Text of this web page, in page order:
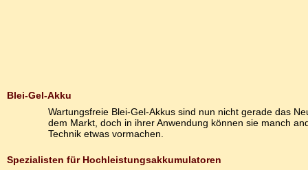
Blei-Gel-Akku
Wartungsfreie Blei-Gel-Akkus sind nun nicht gerade das
dem Markt, doch in ihrer Anwendung können sie manch
Technik etwas vormachen.
Spezialisten für Hochleistungsakkumulatoren